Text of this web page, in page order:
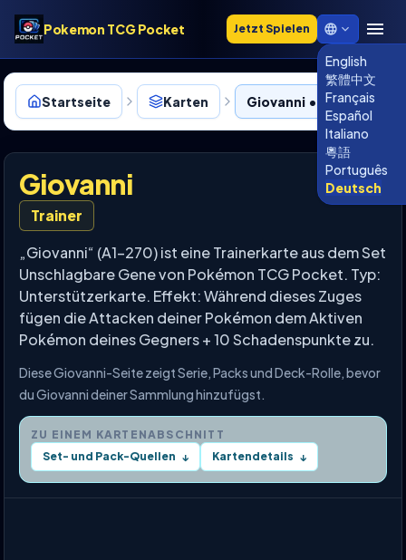
Pokemon TCG Pocket Jetzt Spielen
English
繁體中文
Français
Español
Italiano
粵語
Português
Deutsch
Startseite Karten Giovanni • 270
Giovanni
Trainer
„Giovanni“ (A1-270) ist eine Trainerkarte aus dem Set
Unschlagbare Gene von Pokémon TCG Pocket. Typ:
Unterstützerkarte. Effekt: Während dieses Zuges
fügen die Attacken deiner Pokémon dem Aktiven
Pokémon deines Gegners + 10 Schadenspunkte zu.
Diese Giovanni-Seite zeigt Serie, Packs und Deck-Rolle, bevor
du Giovanni deiner Sammlung hinzufügst.
ZU EINEM KARTENABSCHNITT
Set- und Pack-Quellen ↓ Kartendetails ↓